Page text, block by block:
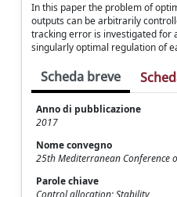
In this paper the problem of
outputs can be arbitrarily
tracking error is investigated for
singularly optimal regulation of
Scheda breve
Anno di pubblicazione
2017
Nome convegno
25th Mediterranean Conference
Parole chiave
Control allocation; Stability